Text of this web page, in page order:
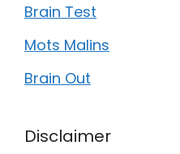
Brain Test
Mots Malins
Brain Out
Disclaimer